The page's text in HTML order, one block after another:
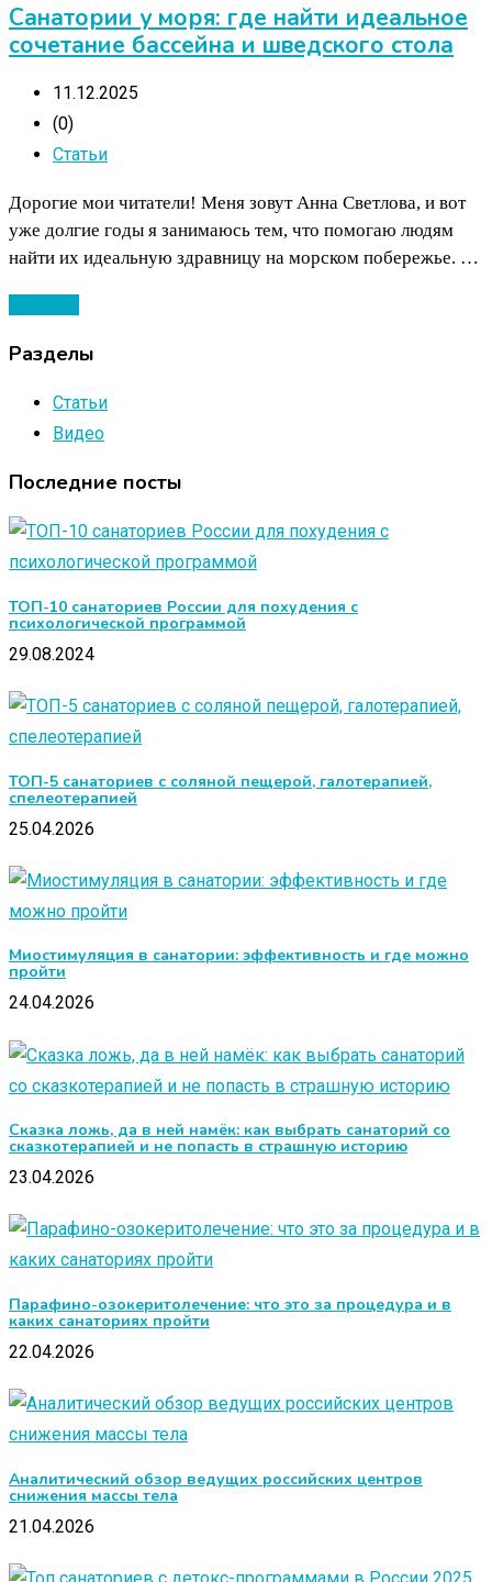
Санатории у моря: где найти идеальное
сочетание бассейна и шведского стола
11.12.2025
(0)
Статьи
Дорогие мои читатели! Меня зовут Анна Светлова, и вот
уже долгие годы я занимаюсь тем, что помогаю людям
найти их идеальную здравницу на морском побережье. …
Разделы
Статьи
Видео
Последние посты
ТОП-10 санаториев России для похудения с
психологической программой
29.08.2024
ТОП-5 санаториев с соляной пещерой, галотерапией,
спелеотерапией
25.04.2026
Миостимуляция в санатории: эффективность и где можно
пройти
24.04.2026
Сказка ложь, да в ней намёк: как выбрать санаторий со
сказкотерапией и не попасть в страшную историю
23.04.2026
Парафино-озокеритолечение: что это за процедура и в
каких санаториях пройти
22.04.2026
Аналитический обзор ведущих российских центров
снижения массы тела
21.04.2026